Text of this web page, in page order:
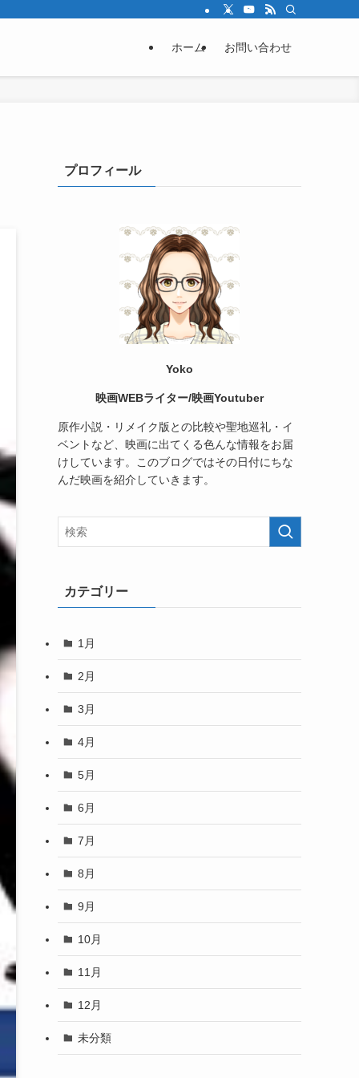
ホーム お問い合わせ
プロフィール
Yoko
映画WEBライター/映画Youtuber
原作小説・リメイク版との比較や聖地巡礼・イ
ベントなど、映画に出てくる色んな情報をお届
けしています。このブログではその日付にちな
んだ映画を紹介していきます。
カテゴリー
1月
2月
3月
4月
5月
6月
7月
8月
9月
10月
11月
12月
未分類